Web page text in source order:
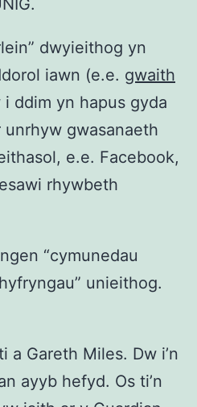
dwyieithog yn
iawn (e.e. gwaith
i ddim yn hapus gyda
gwasanaeth
e.e. Facebook,
rhywbeth
“cymunedau
unieithog.
a Gareth Miles. Dw i’n
ayyb hefyd. Os ti’n